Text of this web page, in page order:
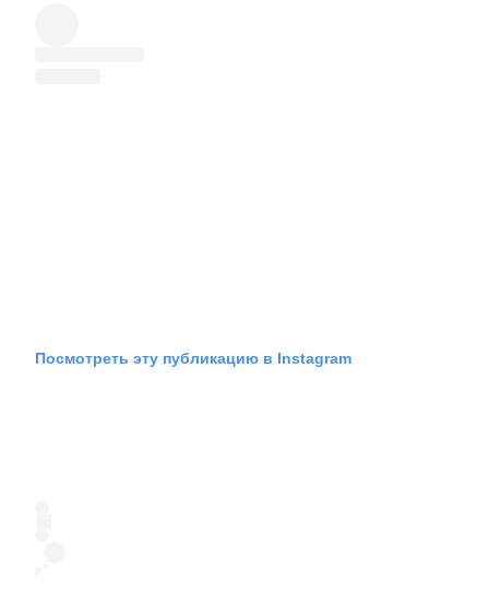
Посмотреть эту публикацию в Instagram